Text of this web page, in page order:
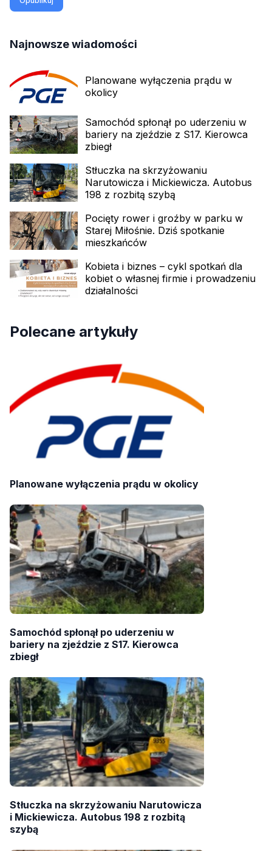
Najnowsze wiadomości
Planowane wyłączenia prądu w
okolicy
Samochód spłonął po uderzeniu w
bariery na zjeździe z S17. Kierowca
zbiegł
Stłuczka na skrzyżowaniu
Narutowicza i Mickiewicza. Autobus
198 z rozbitą szybą
Pocięty rower i groźby w parku w
Starej Miłośnie. Dziś spotkanie
mieszkańców
Kobieta i biznes – cykl spotkań dla
kobiet o własnej firmie i prowadzeniu
działalności
Polecane artykuły
Planowane wyłączenia prądu w okolicy
Samochód spłonął po uderzeniu w
bariery na zjeździe z S17. Kierowca
zbiegł
Stłuczka na skrzyżowaniu Narutowicza
i Mickiewicza. Autobus 198 z rozbitą
szybą